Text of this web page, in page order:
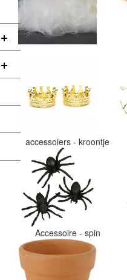
accessoiers - kroontje
Accessoire - spin